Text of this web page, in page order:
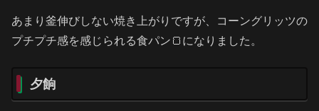
あまり釜伸びしない焼き上がりですが、コーングリッツの
プチプチ感を感じられる食パン🍞になりました。
夕餉